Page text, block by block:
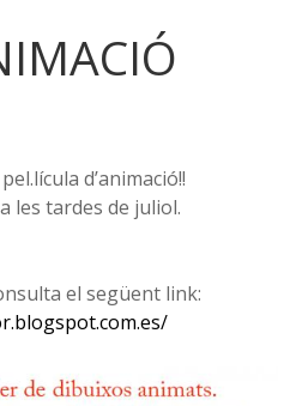
d’animació!!
les tardes de juliol.
el següent link: